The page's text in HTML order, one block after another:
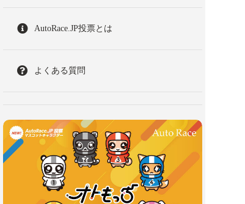
AutoRace.JP投票とは
よくある質問